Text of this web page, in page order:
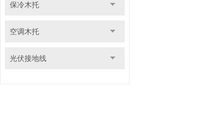
保冷木托
空调木托
光伏接地线